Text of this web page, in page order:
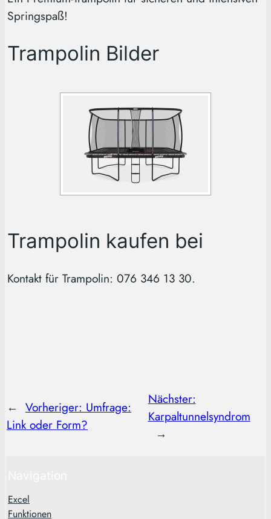
Springspaß!
Trampolin Bilder
Trampolin kaufen bei
Kontakt für Trampolin: 076 346 13 30.
← Vorheriger: Umfrage:
Link oder Form?
Nächster:
Karpaltunnelsyndrom
→
Excel
Funktionen